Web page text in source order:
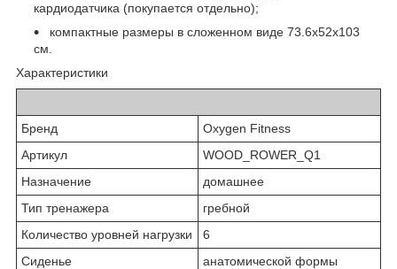
кардиодатчика (покупается отдельно);
компактные размеры в сложенном виде 73.6x52x103
см.
Характеристики
Бренд
Oxygen Fitness
Артикул
WOOD_ROWER_Q1
Назначение
домашнее
Тип тренажера
гребной
Количество уровней нагрузки
6
Сиденье
анатомической формы